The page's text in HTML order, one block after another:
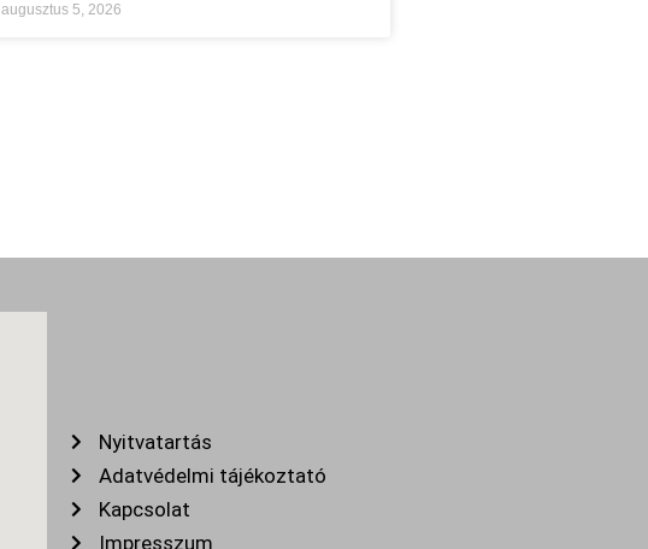
augusztus 5, 2026
Nyitvatartás
Adatvédelmi tájékoztató
Kapcsolat
Impresszum